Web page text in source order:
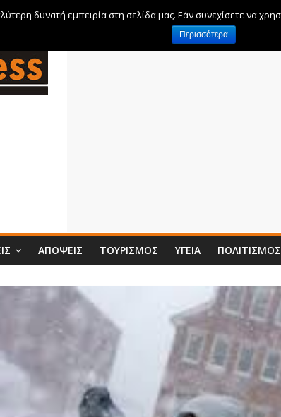
ΑΠΌΨΕΙΣ ΤΟΥΡΙΣΜΌΣ ΥΓΕΊΑ ΠΟΛΙΤΙΣΜΌΣ
δυνατή εμπειρία στη σελίδα μας. Εάν συνεχίσετε να
Περισσότερα